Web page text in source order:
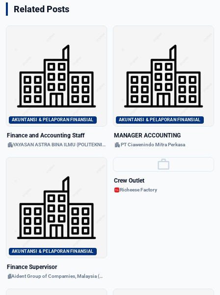
Related Posts
AKUNTANSI & PELAPORAN FINANSIAL
Finance and Accounting Staff
apartment YAYASAN ASTRA BINA ILMU (POLITEKNIK ASTRA)
AKUNTANSI & PELAPORAN FINANSIAL
MANAGER ACCOUNTING
apartmentPT Ciawenindo Mitra Perkasa
AKUNTANSI & PELAPORAN FINANSIAL
Finance Supervisor
apartment Aident Group of Compamies, Malaysia (member of Adampak Group)
work
Crew Outlet
Richeese Factory